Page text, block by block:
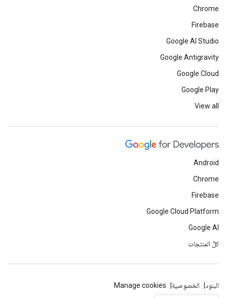
Chrome
Firebase
Google AI Studio
Google Antigravity
Google Cloud
Google Play
View all
Android
Chrome
Firebase
Google Cloud Platform
Google AI
كلّ المنتجات
البنود الخصوصية Manage cookies